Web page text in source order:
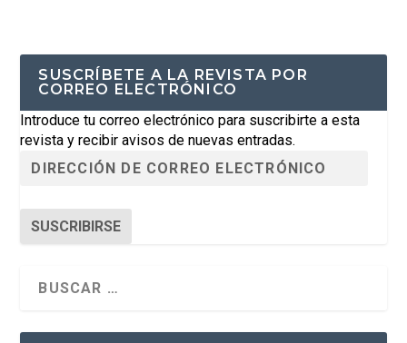
SUSCRÍBETE A LA REVISTA POR
CORREO ELECTRÓNICO
Introduce tu correo electrónico para suscribirte a esta
revista y recibir avisos de nuevas entradas.
SUSCRIBIRSE